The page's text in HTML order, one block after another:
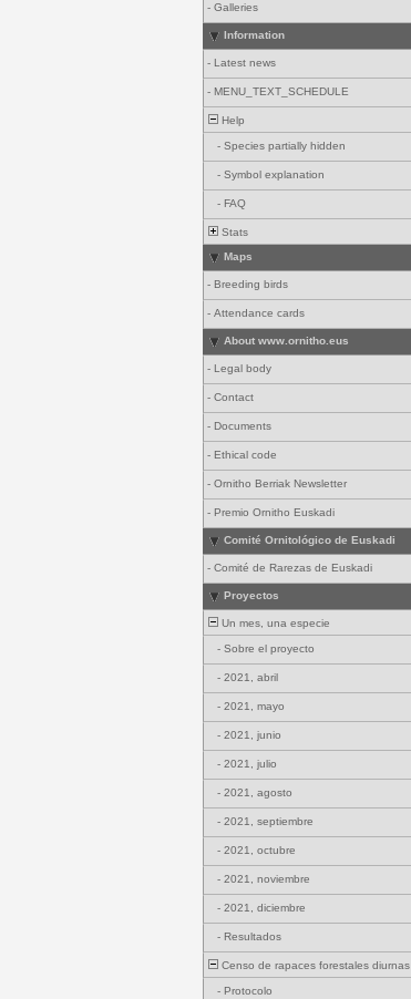
- Galleries
Information
- Latest news
- MENU_TEXT_SCHEDULE
Help
- Species partially hidden
- Symbol explanation
- FAQ
Stats
Maps
- Breeding birds
- Attendance cards
About www.ornitho.eus
- Legal body
- Contact
- Documents
- Ethical code
- Ornitho Berriak Newsletter
- Premio Ornitho Euskadi
Comité Ornitológico de Euskadi
- Comité de Rarezas de Euskadi
Proyectos
Un mes, una especie
- Sobre el proyecto
- 2021, abril
- 2021, mayo
- 2021, junio
- 2021, julio
- 2021, agosto
- 2021, septiembre
- 2021, octubre
- 2021, noviembre
- 2021, diciembre
- Resultados
Censo de rapaces forestales diurnas
- Protocolo